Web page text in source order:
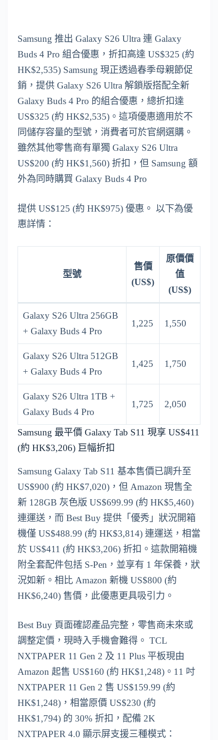
Samsung 推出 Galaxy S26 Ultra 連 Galaxy
Buds 4 Pro 組合優惠，折扣高達 US$325 (約
HK$2,535) Samsung 現正透過春季母親節促
銷，提供 Galaxy S26 Ultra 解鎖版搭配全新
Galaxy Buds 4 Pro 的組合優惠，總折扣達
US$325 (約 HK$2,535)。這項優惠適用於不
同儲存容量的型號，消費者可於官網選購。
雖然其他零售商有單獨 Galaxy S26 Ultra
US$200 (約 HK$1,560) 折扣，但 Samsung 額
外為同時購買 Galaxy Buds 4 Pro
提供 US$125 (約 HK$975) 優惠。 以下為優
惠詳情：
型號
售價
(US$)
原價價
值
(US$)
Galaxy S26 Ultra 256GB
+ Galaxy Buds 4 Pro
1,225 1,550
Galaxy S26 Ultra 512GB
+ Galaxy Buds 4 Pro
1,425 1,750
Galaxy S26 Ultra 1TB +
Galaxy Buds 4 Pro
1,725 2,050
Samsung 最平價 Galaxy Tab S11 現享 US$411
(約 HK$3,206) 巨幅折扣
Samsung Galaxy Tab S11 基本售價已調升至
US$900 (約 HK$7,020)，但 Amazon 現售全
新 128GB 灰色版 US$699.99 (約 HK$5,460)
連運送，而 Best Buy 提供「優秀」狀況開箱
機僅 US$488.99 (約 HK$3,814) 連運送，相當
於 US$411 (約 HK$3,206) 折扣。這款開箱機
附全套配件包括 S-Pen，並享有 1 年保養，狀
況如新。相比 Amazon 新機 US$800 (約
HK$6,240) 售價，此優惠更具吸引力。
Best Buy 頁面確認產品完整，零售商未來或
調整定價，現時入手機會難得。 TCL
NXTPAPER 11 Gen 2 及 11 Plus 平板現由
Amazon 起售 US$160 (約 HK$1,248)。11 吋
NXTPAPER 11 Gen 2 售 US$159.99 (約
HK$1,248)，相當原價 US$230 (約
HK$1,794) 的 30% 折扣，配備 2K
NXTPAPER 4.0 顯示屏支援三種模式：